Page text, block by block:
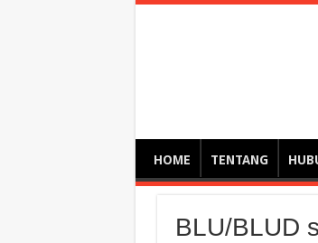
HOME TENTANG
BLU/BLUD